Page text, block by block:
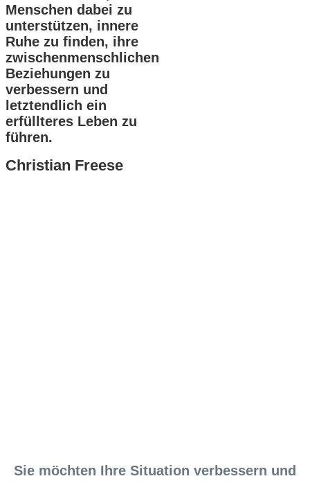
Menschen dabei zu
unterstützen, innere
Ruhe zu finden, ihre
zwischenmenschlichen
Beziehungen zu
verbessern und
letztendlich ein
erfüllteres Leben zu
führen.
Christian Freese
Sie möchten Ihre Situation verbessern und